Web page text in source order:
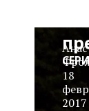
18
2017